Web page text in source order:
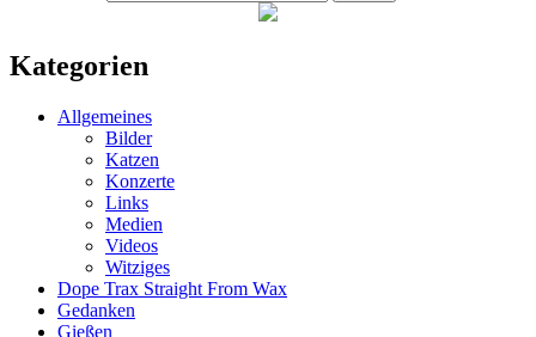
Kategorien
Allgemeines
Bilder
Katzen
Konzerte
Links
Medien
Videos
Witziges
Dope Trax Straight From Wax
Gedanken
Gießen